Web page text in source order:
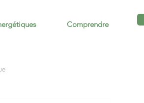
Comprendre